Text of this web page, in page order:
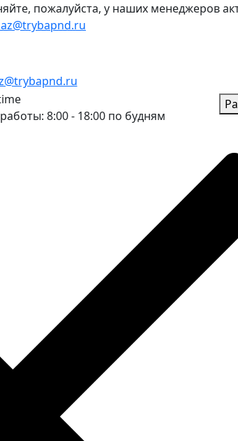
пожалуйста, у наших менеджеров
8:00 - 18:00 по будням